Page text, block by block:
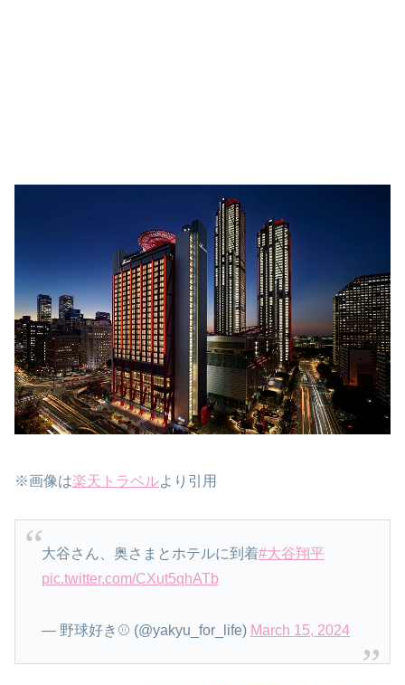
※画像は楽天トラベルより引用
大谷さん、奥さまとホテルに到着#大谷翔平
pic.twitter.com/CXut5qhATb
— 野球好き⚾ (@yakyu_for_life) March 15, 2024